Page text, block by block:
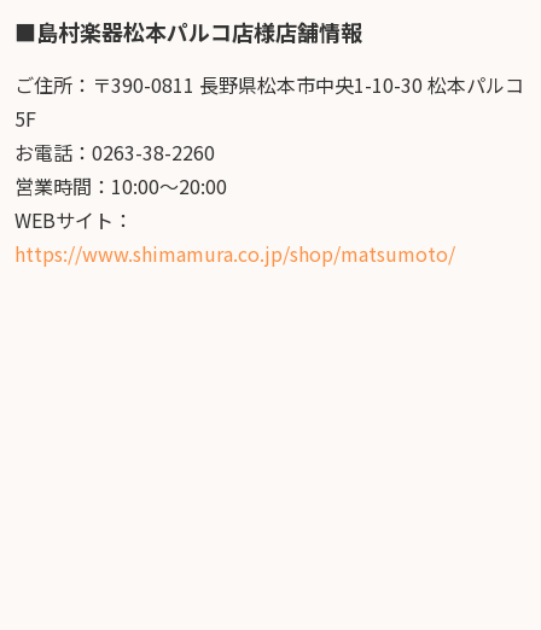
■島村楽器松本パルコ店様店舗情報
ご住所：〒390-0811 長野県松本市中央1-10-30 松本パルコ
5F
お電話：0263-38-2260
営業時間：10:00〜20:00
WEBサイト：
https://www.shimamura.co.jp/shop/matsumoto/